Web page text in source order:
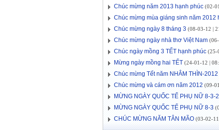
Chúc mừng năm 2013 hạnh phúc (02-
Chúc mừng mùa giáng sinh năm 2012
Chúc mừng ngày 8 tháng 3 (08-03-12 |
Chúc mừng ngày nhà thơ Việt Nam
Chúc ngày mồng 3 TẾT hạnh phúc (25-
Mừng ngày mồng hai TẾT (24-01-12 |
Chúc mừng Tết năm NHÂM THÌN-2012
Chúc mừng và cám ơn năm 2012 (09-
MỪNG NGÀY QUỐC TẾ PHỤ NỮ 8-3-
MỪNG NGÀY QUỐC TẾ PHỤ NỮ 8-3
CHÚC MỪNG NĂM TÂN MÃO (03-02-